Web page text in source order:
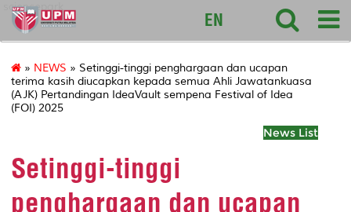
sciencepark
EN
» NEWS » Setinggi-tinggi penghargaan dan ucapan
terima kasih diucapkan kepada semua Ahli Jawatankuasa
(AJK) Pertandingan IdeaVault sempena Festival of Idea
(FOI) 2025
News List
Setinggi-tinggi
penghargaan dan ucapan